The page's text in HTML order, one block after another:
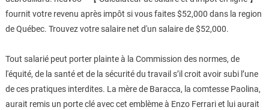
fournit votre revenu après impôt si vous faites $52,000 dans la region
de Québec. Trouvez votre salaire net d'un salaire de $52,000.
Tout salarié peut porter plainte à la Commission des normes, de
l'équité, de la santé et de la sécurité du travail s’il croit avoir subi l’une
de ces pratiques interdites. La mère de Baracca, la comtesse Paolina,
aurait remis un porte clé avec cet emblème à Enzo Ferrari et lui aurait